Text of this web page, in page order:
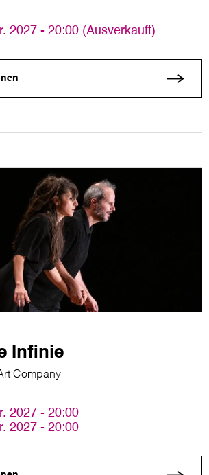
2027 - 20:00 (Ausverkauft)
Infinie
Company
2027 - 20:00
2027 - 20:00